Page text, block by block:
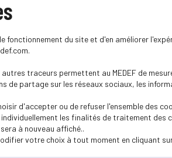
PARITY-DIVERSITY
PARITY-DIVERSITY
SOCIAL
fonctionnement du site et d'en améliorer
traceurs permettent au MEDEF de
de partage sur les réseaux sociaux, les
d'accepter ou de refuser l'ensemble des
les finalités de traitement des
à nouveau affiché..
votre choix à tout moment en cliquant